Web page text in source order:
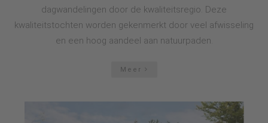
dagwandelingen door de kwaliteitsregio. Deze
kwaliteitstochten worden gekenmerkt door veel afwisseling
en een hoog aandeel aan natuurpaden.
Meer